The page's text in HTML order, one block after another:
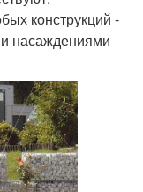
конструкций -
насаждениями